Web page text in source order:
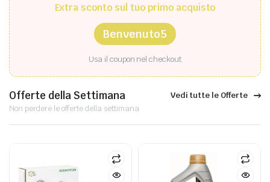
Extra sconto sul tuo primo acquisto
Benvenuto5
Usa il coupon nel checkout
Offerte della Settimana
Non perdere le offerte della settimana
Vedi tutte le Offerte